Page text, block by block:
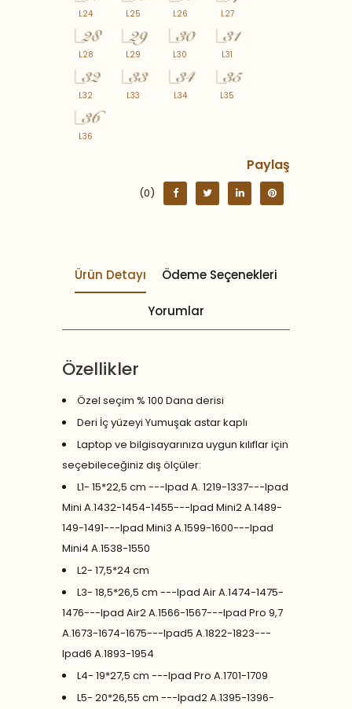
L24 L25 L26 L27
L28 L29 L30 L31
L32 L33 L34 L35
L36
Paylaş
(0)
Ürün Detayı Ödeme Seçenekleri
Yorumlar
Özellikler
Özel seçim % 100 Dana derisi
Deri İç yüzeyi Yumuşak astar kaplı
Laptop ve bilgisayarınıza uygun kılıflar için
seçebileceğiniz dış ölçüler:
L1- 15*22,5 cm ---Ipad A. 1219-1337---Ipad
Mini A.1432-1454-1455---Ipad Mini2 A.1489-
149-1491---Ipad Mini3 A.1599-1600---Ipad
Mini4 A.1538-1550
L2- 17,5*24 cm
L3- 18,5*26,5 cm ---Ipad Air A.1474-1475-
1476---Ipad Air2 A.1566-1567---Ipad Pro 9,7
A.1673-1674-1675---Ipad5 A.1822-1823---
Ipad6 A.1893-1954
L4- 19*27,5 cm ---Ipad Pro A.1701-1709
L5- 20*26,55 cm ---Ipad2 A.1395-1396-